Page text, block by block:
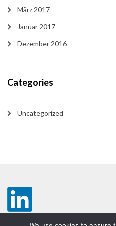
März 2017
Januar 2017
Dezember 2016
Categories
Uncategorized